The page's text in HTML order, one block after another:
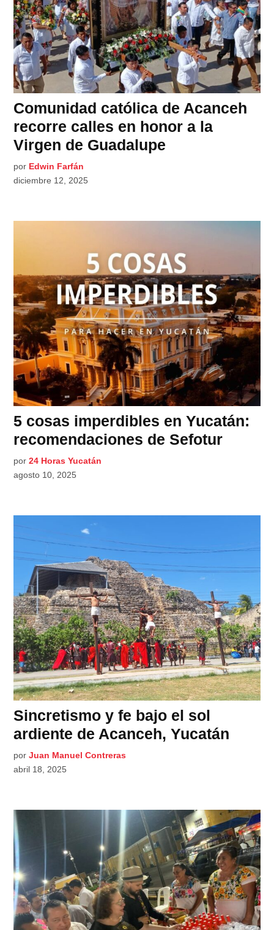
Comunidad católica de Acanceh
recorre calles en honor a la
Virgen de Guadalupe
por Edwin Farfán
diciembre 12, 2025
5 cosas imperdibles en Yucatán:
recomendaciones de Sefotur
por 24 Horas Yucatán
agosto 10, 2025
Sincretismo y fe bajo el sol
ardiente de Acanceh, Yucatán
por Juan Manuel Contreras
abril 18, 2025